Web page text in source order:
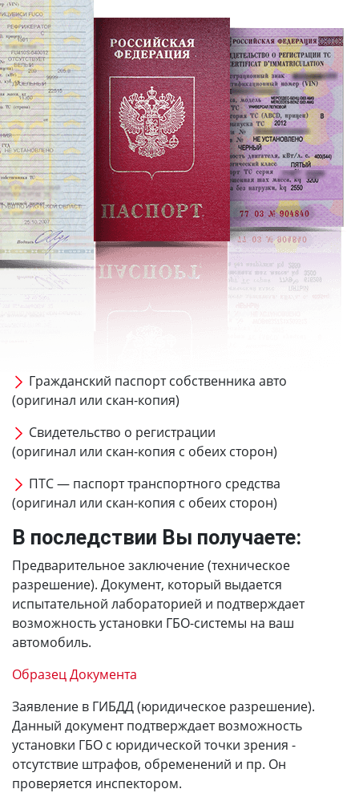
Гражданский паспорт собственника авто
(оригинал или скан-копия)
Свидетельство о регистрации
(оригинал или скан-копия с обеих сторон)
ПТС — паспорт транспортного средства
(оригинал или скан-копия с обеих сторон)
В последствии Вы получаете:
Предварительное заключение (техническое
разрешение). Документ, который выдается
испытательной лабораторией и подтверждает
возможность установки ГБО-системы на ваш
автомобиль.
Образец Документа
Заявление в ГИБДД (юридическое разрешение).
Данный документ подтверждает возможность
установки ГБО с юридической точки зрения -
отсутствие штрафов, обременений и пр. Он
проверяется инспектором.